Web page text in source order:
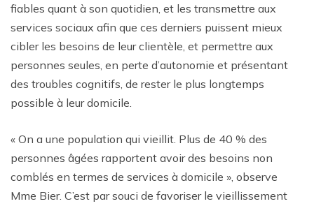
fiables quant à son quotidien, et les transmettre aux
services sociaux afin que ces derniers puissent mieux
cibler les besoins de leur clientèle, et permettre aux
personnes seules, en perte d’autonomie et présentant
des troubles cognitifs, de rester le plus longtemps
possible à leur domicile.
« On a une population qui vieillit. Plus de 40 % des
personnes âgées rapportent avoir des besoins non
comblés en termes de services à domicile », observe
Mme Bier. C’est par souci de favoriser le vieillissement